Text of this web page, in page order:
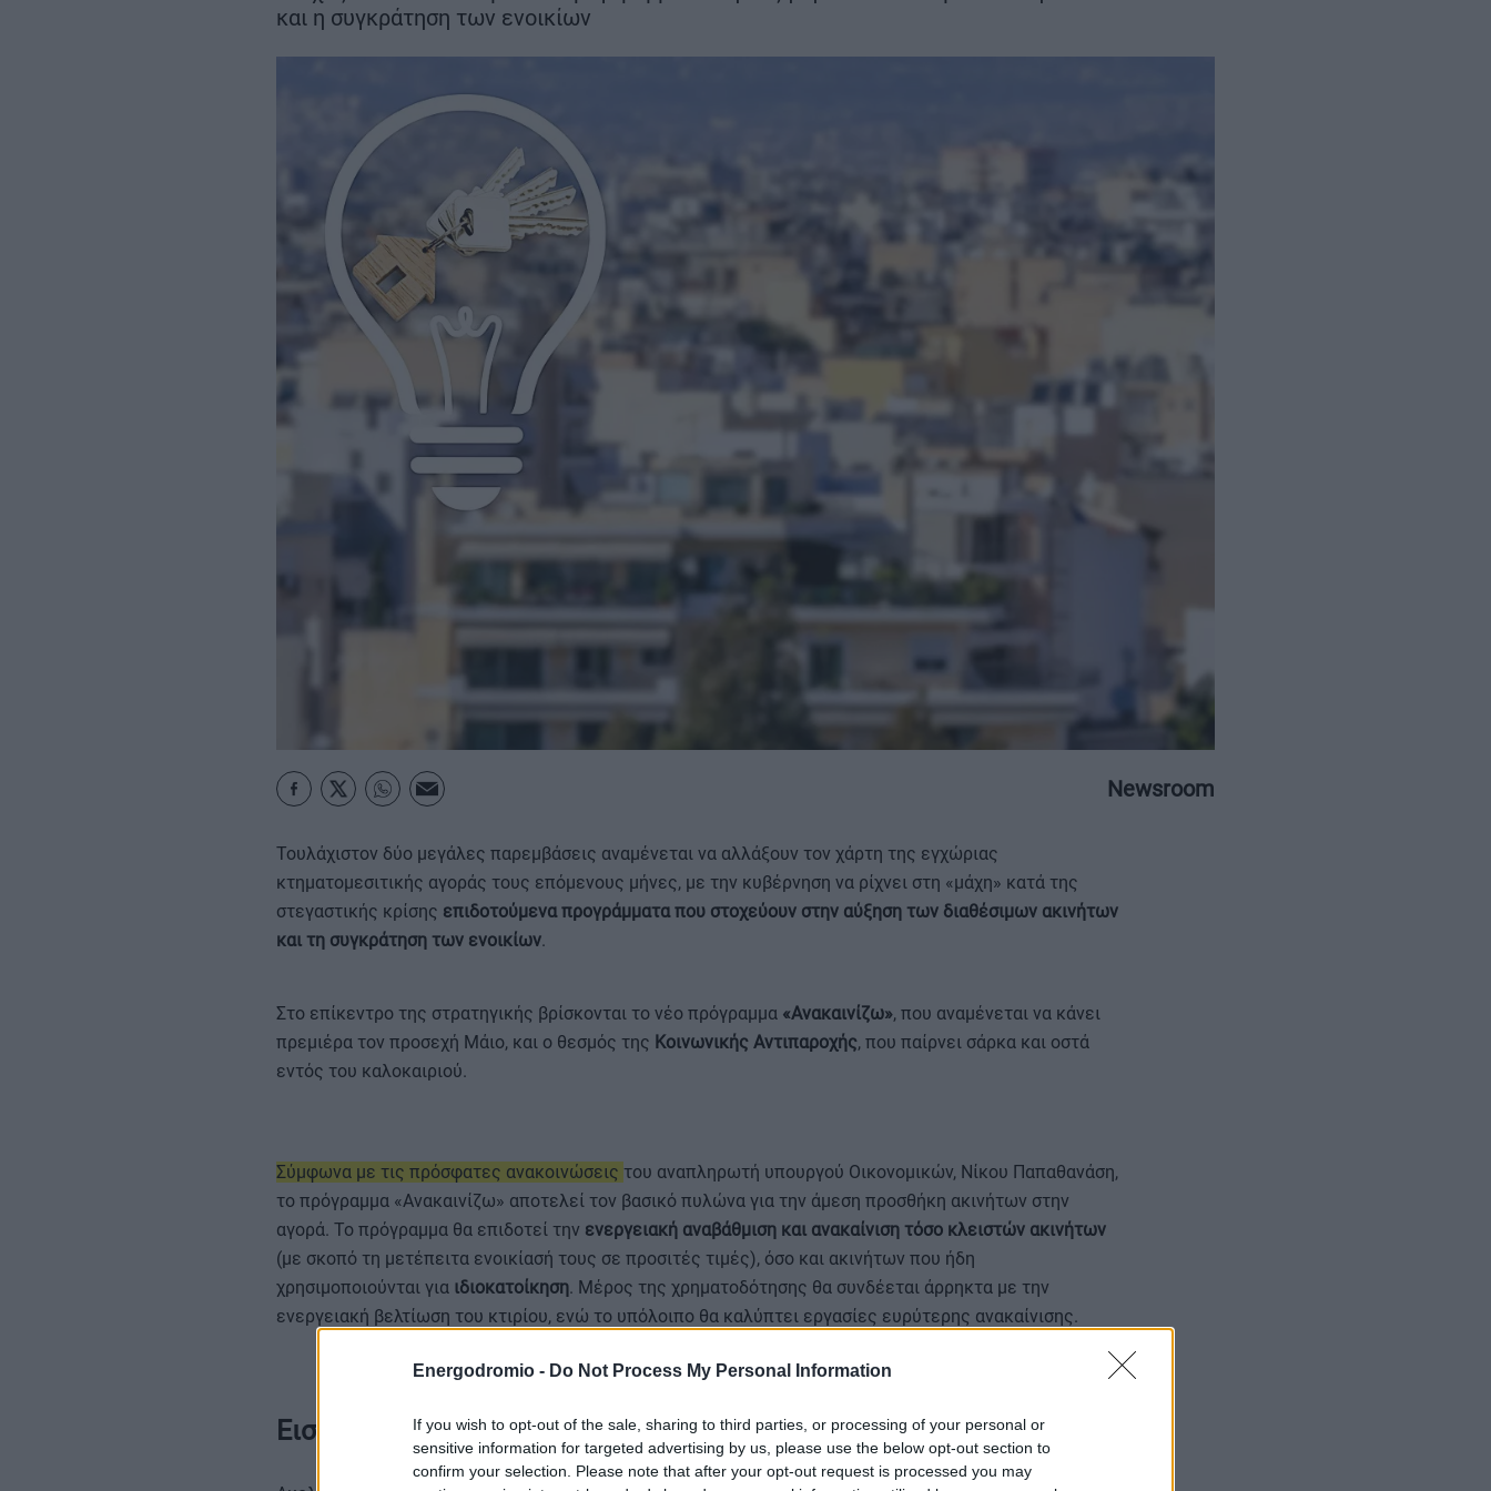
Energodromio - Do Not Process My Personal Information
If you wish to opt-out of the sale, sharing to third parties, or processing of your personal or
sensitive information for targeted advertising by us, please use the below opt-out section to
confirm your selection. Please note that after your opt-out request is processed you may
ευρώ – Ο σχεδιασμός έως το
ΜΕΤΑΦΟΡΕΣ - ΗΛΕΚΤΡΟΚΙΝΗΣΗ
ΨΗΦΙΑΚΟΣ ΚΟΣΜΟΣ
ΟΙΚΟΝΟΜΙΑ - ΕΠΙΧΕΙΡΗΣΕΙΣ
ΟΡΟΙ ΧΡΗΣΗΣ
και η συγκράτηση των ενοικίων
Newsroom
Τουλάχιστον δύο μεγάλες παρεμβάσεις αναμένεται να αλλάξουν τον χάρτη της εγχώριας
κτηματομεσιτικής αγοράς τους επόμενους μήνες, με την κυβέρνηση να ρίχνει στη «μάχη» κατά της
στεγαστικής κρίσης επιδοτούμενα προγράμματα που στοχεύουν στην αύξηση των διαθέσιμων ακινήτων
και τη συγκράτηση των ενοικίων.
Στο επίκεντρο της στρατηγικής βρίσκονται το νέο πρόγραμμα «Ανακαινίζω», που αναμένεται να κάνει
πρεμιέρα τον προσεχή Μάιο, και ο θεσμός της Κοινωνικής Αντιπαροχής, που παίρνει σάρκα και οστά
εντός του καλοκαιριού.
Σύμφωνα με τις πρόσφατες ανακοινώσεις του αναπληρωτή υπουργού Οικονομικών, Νίκου Παπαθανάση,
το πρόγραμμα «Ανακαινίζω» αποτελεί τον βασικό πυλώνα για την άμεση προσθήκη ακινήτων στην
αγορά. Το πρόγραμμα θα επιδοτεί την ενεργειακή αναβάθμιση και ανακαίνιση τόσο κλειστών ακινήτων
(με σκοπό τη μετέπειτα ενοικίασή τους σε προσιτές τιμές), όσο και ακινήτων που ήδη
χρησιμοποιούνται για ιδιοκατοίκηση. Μέρος της χρηματοδότησης θα συνδέεται άρρηκτα με την
ενεργειακή βελτίωση του κτιρίου, ενώ το υπόλοιπο θα καλύπτει εργασίες ευρύτερης ανακαίνισης.
Εισοδηματικά κριτήρια